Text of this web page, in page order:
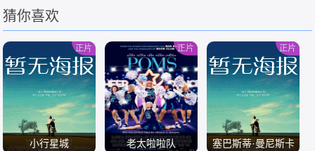
猜你喜欢
小行星城
正片
老太啦啦队
正片
塞巴斯蒂·曼尼斯卡
正片